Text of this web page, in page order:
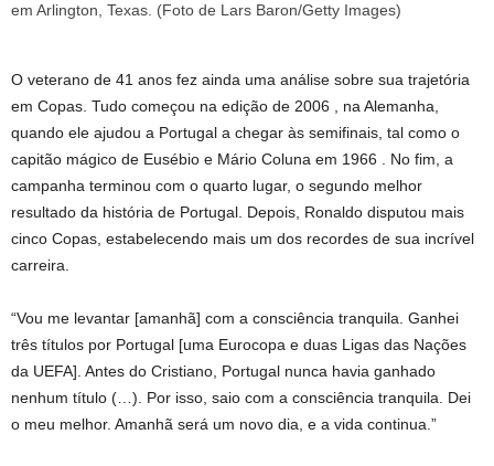
O veterano de 41 anos fez ainda uma análise sobre sua trajetória
em Copas. Tudo começou na edição de 2006 , na Alemanha,
quando ele ajudou a Portugal a chegar às semifinais, tal como o
capitão mágico de Eusébio e Mário Coluna em 1966 . No fim, a
campanha terminou com o quarto lugar, o segundo melhor
resultado da história de Portugal. Depois, Ronaldo disputou mais
cinco Copas, estabelecendo mais um dos recordes de sua incrível
carreira.
“Vou me levantar [amanhã] com a consciência tranquila. Ganhei
três títulos por Portugal [uma Eurocopa e duas Ligas das Nações
da UEFA]. Antes do Cristiano, Portugal nunca havia ganhado
nenhum título (…). Por isso, saio com a consciência tranquila. Dei
o meu melhor. Amanhã será um novo dia, e a vida continua.”